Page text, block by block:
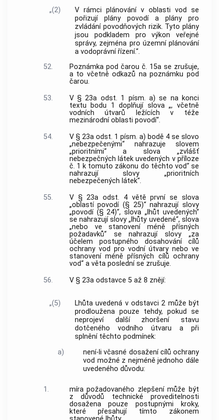
„(2)
V rámci plánování v oblasti vod se
pořizují plány povodí a plány pro
zvládání povodňových rizik. Tyto plány
jsou podkladem pro výkon veřejné
správy, zejména pro územní plánování
a vodoprávní řízení.“.
52.
Poznámka pod čarou č. 15a se zrušuje,
a to včetně odkazů na poznámku pod
čarou.
53.
V § 23a odst. 1 písm. a) se na konci
textu bodu 1 doplňují slova „, včetně
vodních útvarů ležících v téže
mezinárodní oblasti povodí“.
54.
V § 23a odst. 1 písm. a) bodě 4 se slovo
„nebezpečenými“ nahrazuje slovem
„prioritními“ a slova „zvlášť
nebezpečných látek uvedených v příloze
č. 1 k tomuto zákonu do těchto vod“ se
nahrazují slovy „prioritních
nebezpečených látek“.
55.
V § 23a odst. 4 větě první se slova
„oblastí povodí (§ 25)“ nahrazují slovy
„povodí (§ 24)“, slova „lhůt uvedených“
se nahrazují slovy „lhůty uvedené“, slova
„nebo ve stanovení méně přísných
požadavků“ se nahrazují slovy „za
účelem postupného dosahování cílů
ochrany vod pro vodní útvary nebo ve
stanovení méně přísných cílů ochrany
vod“ a věta poslední se zrušuje.
56.
V § 23a odstavce 5 až 8 znějí:
„(5)
Lhůta uvedená v odstavci 2 může být
prodloužena pouze tehdy, pokud se
neprojeví další zhoršení stavu
dotčeného vodního útvaru a při
splnění těchto podmínek:
a)
není-li včasné dosažení cílů ochrany
vod možné z nejméně jednoho dále
uvedeného důvodu:
1.
míra požadovaného zlepšení může být
z důvodů technické proveditelnosti
dosažena pouze postupnými kroky,
které přesahují tímto zákonem